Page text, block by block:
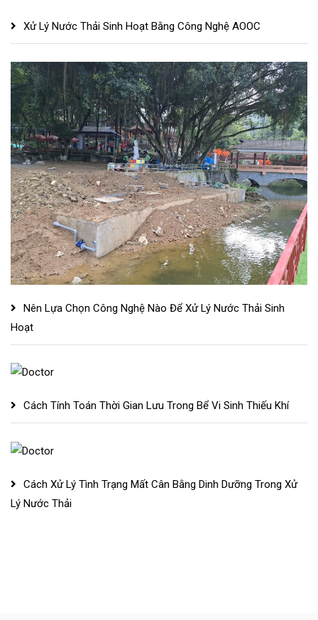
Xử Lý Nước Thải Sinh Hoạt Bằng Công Nghệ AOOC
Nên Lựa Chọn Công Nghệ Nào Để Xử Lý Nước Thải Sinh
Hoạt
Cách Tính Toán Thời Gian Lưu Trong Bể Vi Sinh Thiếu Khí
Cách Xử Lý Tình Trạng Mất Cân Bằng Dinh Dưỡng Trong Xử
Lý Nước Thải